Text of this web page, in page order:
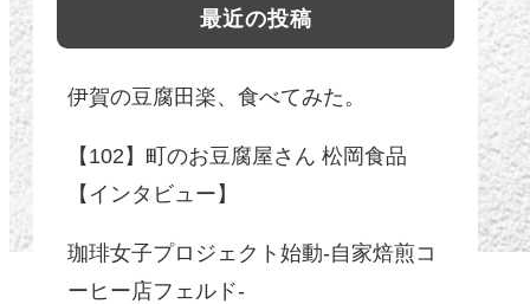
最近の投稿
伊賀の豆腐田楽、食べてみた。
【102】町のお豆腐屋さん 松岡食品
【インタビュー】
珈琲女子プロジェクト始動-自家焙煎コ
ーヒー店フェルド-